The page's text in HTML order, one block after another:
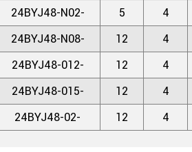
24BYJ48-N02-
5 4
24BYJ48-N08-
12 4
24BYJ48-012-
12 4
24BYJ48-015-
12 4
24BYJ48-02-
12 4